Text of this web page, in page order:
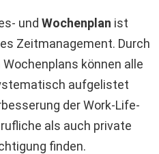
und Wochenplan ist
Zeitmanagement. Durch
können alle
aufgelistet
der Work-Life-
als auch private
finden.